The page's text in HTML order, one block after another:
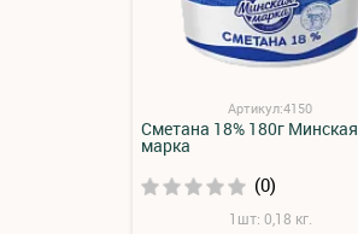
Артикул:4150
Сметана 18% 180г Минская
марка
(0)
1шт: 0,18 кг.